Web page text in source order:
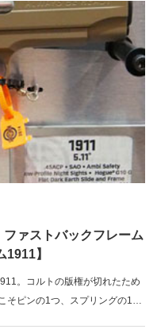
ァストバックフレーム
】
。コルトの版権が切れたため
そピンの1つ、スプリングの1